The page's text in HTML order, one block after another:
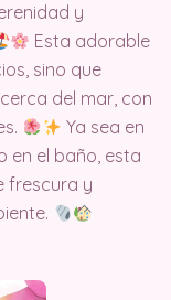
y
Esta adorable
sino que
del mar, con
Ya sea en
en el baño, esta
frescura y